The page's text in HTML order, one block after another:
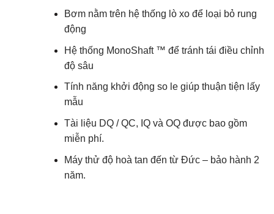
Bơm nằm trên hệ thống lò xo để loại bỏ rung
động
Hệ thống MonoShaft ™ để tránh tái điều chỉnh
độ sâu
Tính năng khởi động so le giúp thuận tiện lấy
mẫu
Tài liệu DQ / QC, IQ và OQ được bao gồm
miễn phí.
Máy thử độ hoà tan đến từ Đức – bảo hành 2
năm.